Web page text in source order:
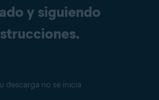
y siguiendo
descarga no se inicia